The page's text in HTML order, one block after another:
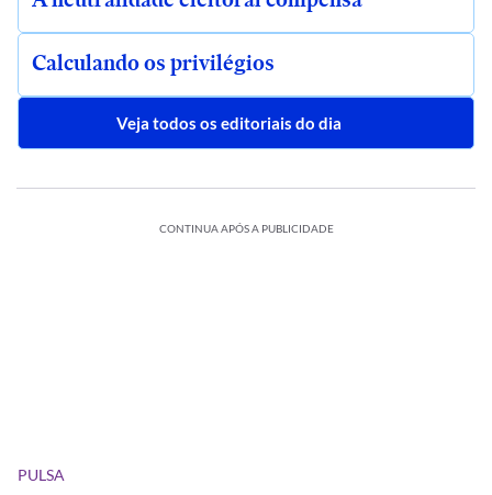
Calculando os privilégios
Veja todos os editoriais do dia
CONTINUA APÓS A PUBLICIDADE
PULSA